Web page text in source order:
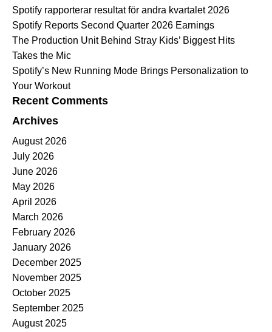
Spotify rapporterar resultat för andra kvartalet 2026
Spotify Reports Second Quarter 2026 Earnings
The Production Unit Behind Stray Kids’ Biggest Hits
Takes the Mic
Spotify’s New Running Mode Brings Personalization to
Your Workout
Recent Comments
Archives
August 2026
July 2026
June 2026
May 2026
April 2026
March 2026
February 2026
January 2026
December 2025
November 2025
October 2025
September 2025
August 2025